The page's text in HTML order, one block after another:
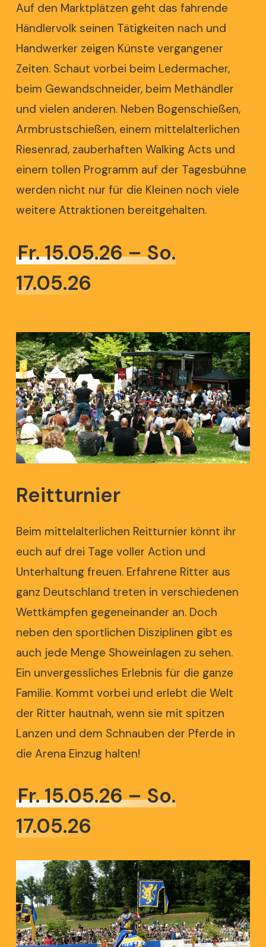
Auf den Marktplätzen geht das fahrende
Händlervolk seinen Tätigkeiten nach und
Handwerker zeigen Künste vergangener
Zeiten. Schaut vorbei beim Ledermacher,
beim Gewandschneider, beim Methändler
und vielen anderen. Neben Bogenschießen,
Armbrustschießen, einem mittelalterlichen
Riesenrad, zauberhaften Walking Acts und
einem tollen Programm auf der Tagesbühne
werden nicht nur für die Kleinen noch viele
weitere Attraktionen bereitgehalten.
Fr. 15.05.26 – So.
17.05.26
Reitturnier
Beim mittelalterlichen Reitturnier könnt ihr
euch auf drei Tage voller Action und
Unterhaltung freuen. Erfahrene Ritter aus
ganz Deutschland treten in verschiedenen
Wettkämpfen gegeneinander an. Doch
neben den sportlichen Disziplinen gibt es
auch jede Menge Showeinlagen zu sehen.
Ein unvergessliches Erlebnis für die ganze
Familie. Kommt vorbei und erlebt die Welt
der Ritter hautnah, wenn sie mit spitzen
Lanzen und dem Schnauben der Pferde in
die Arena Einzug halten!
Fr. 15.05.26 – So.
17.05.26